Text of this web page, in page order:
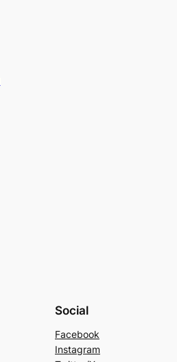
Social
Facebook
Instagram